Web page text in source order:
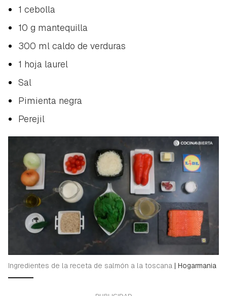
1 cebolla
10 g mantequilla
300 ml caldo de verduras
1 hoja laurel
Sal
Pimienta negra
Perejil
Ingredientes de la receta de salmón a la toscana | Hogarmania